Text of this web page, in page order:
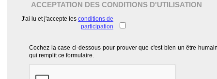
ACCEPTATION DES CONDITIONS D'UTILISATION
J'ai lu et j'accepte les conditions de
participation
Cochez la case ci-dessous pour prouver que c'est bien un être
qui remplit ce formulaire.